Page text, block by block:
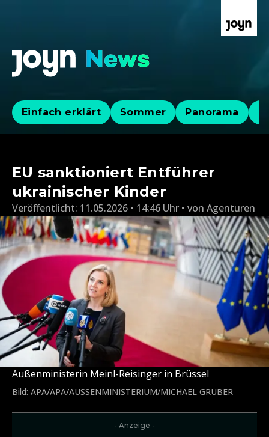
Einfach erklärt Sommer Panorama
EU sanktioniert Entführer
ukrainischer Kinder
Veröffentlicht: 11.05.2026 • 14:46 Uhr von Agenturen
Außenministerin Meinl-Reisinger in Brüssel
Bild: APA/APA/AUSSENMINISTERIUM/MICHAEL GRUBER
- Anzeige -